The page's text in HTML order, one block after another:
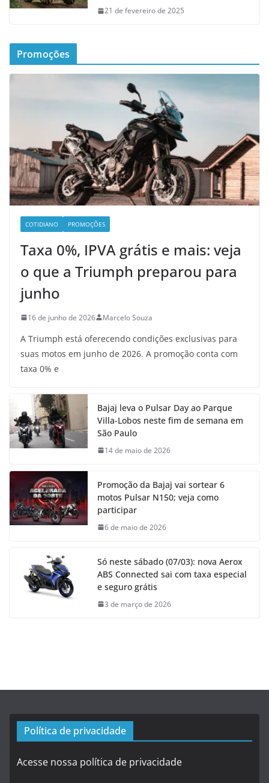
21 de fevereiro de 2025
Promoções
COTIDIANO PROMOÇÕES
Taxa 0%, IPVA grátis e mais: veja
o que a Triumph preparou para
junho
16 de junho de 2026 Marcelo Souza
A Triumph está oferecendo condições exclusivas para
suas motos em junho de 2026. A promoção conta com
taxa 0% e
Bajaj leva o Pulsar Day ao Parque
Villa-Lobos neste fim de semana em
São Paulo
14 de maio de 2026
Promoção da Bajaj vai sortear 6
motos Pulsar N150; veja como
participar
6 de maio de 2026
Só neste sábado (07/03): nova Aerox
ABS Connected sai com taxa especial
e seguro grátis
3 de março de 2026
Política de privacidade
Acesse nossa política de privacidade